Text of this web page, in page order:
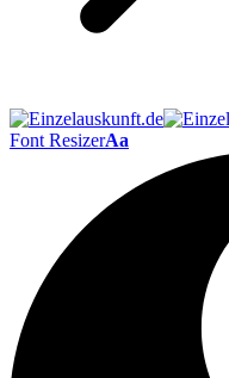
Font ResizerAa